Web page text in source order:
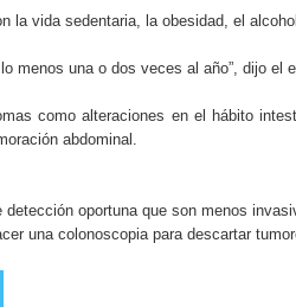
la vida sedentaria, la obesidad, el
menos una o dos veces al año”, dijo el
como alteraciones en el hábito
abdominal.
oportuna que son menos
una colonoscopia para descartar